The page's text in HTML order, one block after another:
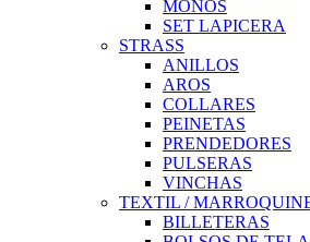
MOÑOS
SET LAPICERA
STRASS
ANILLOS
AROS
COLLARES
PEINETAS
PRENDEDORES
PULSERAS
VINCHAS
TEXTIL /
BILLETERAS